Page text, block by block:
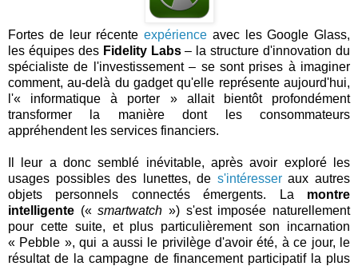
Fortes de leur récente expérience avec les Google Glass,
les équipes des Fidelity Labs– la structure d'innovation du
spécialiste de l'investissement – se sont prises à imaginer
comment, au-delà du gadget qu'elle représente aujourd'hui,
l'« informatique à porter » allait bientôt profondément
transformer la manière dont les consommateurs
appréhendent les services financiers.
Il leur a donc semblé inévitable, après avoir exploré les
usages possibles des lunettes, de s'intéresseraux autres
objets personnels connectés émergents. La montre
intelligente («smartwatch ») s'est imposée naturellement
pour cette suite, et plus particulièrement son incarnation
« Pebble », qui a aussi le privilège d'avoir été, à ce jour, le
résultat de la campagne de financement participatif la plus